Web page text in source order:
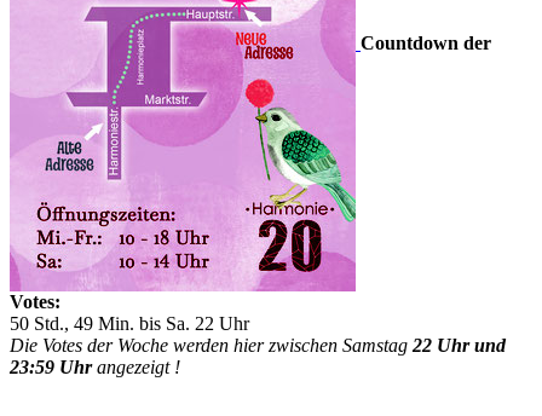
Countdown der
Votes:
50 Std., 49 Min. bis Sa. 22 Uhr
Die Votes der Woche werden hier zwischen Samstag 22 Uhr und
23:59 Uhrangezeigt !